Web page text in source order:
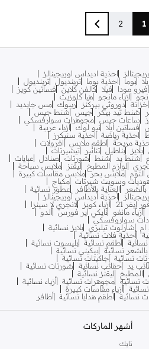
1
2
احذية اديداس اوريجينالز
بوما احذية بوما ترينديول ترينديول
فيرو مودا فيلا كالفن كلاين فساتين كويز
ازياء مانجو
هيا كلوزيت
خزانة دوروثي بيركنز ريبوك مس جايديد
شنط تيد بيكر جيس
شنط جيس
ساعات جيس مجوهرات سوارفسكي
فساتين ايلا نيو لوك أزياء عربية
احذية رياضة
احذية سنيكرز
مريحة اطقم ملابس
افرولات
بلايز بناطيل تنانير
تيشيرتات
شنط يد شنط شورتات صنادل
عبايات
لوازم المطبخ ليقنز
ملابس سباحة
ملابس بحر ملابس مقاسات كبيرة
وسويت شيرتات مكياج
بالشعر العناية بالأظافر
عطور نسائية
أحذية أديداس أوريجينالز
إيفر 21 أزياء كويز
لانجري لا سينزا
أزياء مانغو نايكي اير فورس ألدو
سواروفسكي
شارلوت تيلبري بلايز نسائية
أحذية فلات نسائية
أطقم نسائية بليسوت نسائية
نسائية بيكيني نسائية
نسائية جاكيتات نسائية
يد حقائب نسائية
شورتات نسائية
المطبخ
ليقنز نسائية
نسائية مجوهرات نسائية أزياء نسائية
أزياء مقاسات كبيرة
نسائية أطقم هدايا نسائية أظافر
أشهر الماركات
نايك